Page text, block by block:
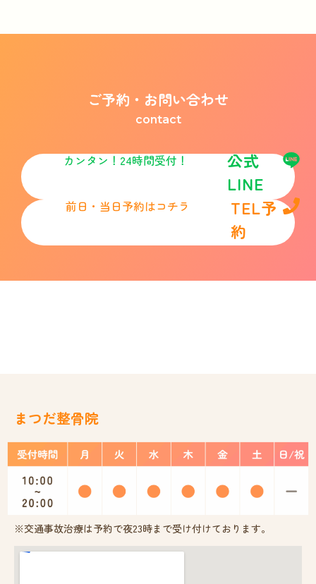
ご予約・お問い合わせ
contact
カンタン！24時間受付！
公式
LINE
前日・当日予約はコチラ
TEL予
約
まつだ整骨院
※交通事故治療は予約で夜23時まで受け付けております。